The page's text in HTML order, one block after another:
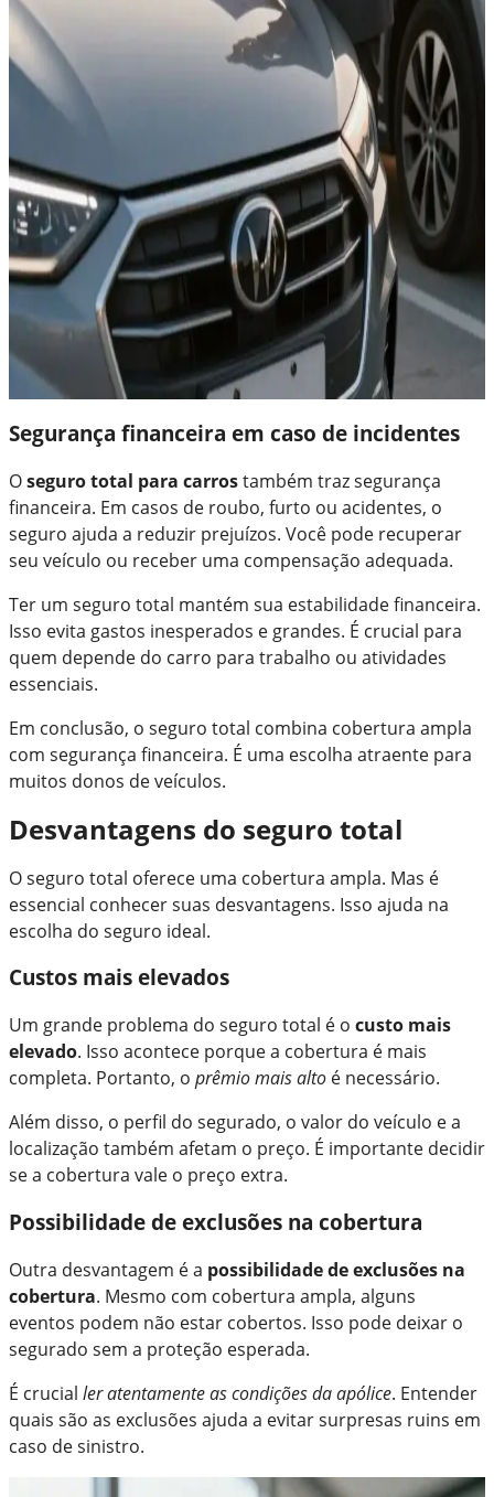
Segurança financeira em caso de incidentes
Oseguro total para carrostambém traz segurança
financeira. Em casos de roubo, furto ou acidentes, o
seguro ajuda a reduzir prejuízos. Você pode recuperar
seu veículo ou receber uma compensação adequada.
Ter um seguro total mantém sua estabilidade financeira.
Isso evita gastos inesperados e grandes. É crucial para
quem depende do carro para trabalho ou atividades
essenciais.
Em conclusão, o seguro total combina cobertura ampla
com segurança financeira. É uma escolha atraente para
muitos donos de veículos.
Desvantagens do seguro total
O seguro total oferece uma cobertura ampla. Mas é
essencial conhecer suas desvantagens. Isso ajuda na
escolha do seguro ideal.
Custos mais elevados
Um grande problema do seguro total é o custo mais
elevado. Isso acontece porque a cobertura é mais
completa. Portanto, o prêmio mais alto é necessário.
Além disso, o perfil do segurado, o valor do veículo e a
localização também afetam o preço. É importante decidir
se a cobertura vale o preço extra.
Possibilidade de exclusões na cobertura
Outra desvantagem é a possibilidade de exclusões na
cobertura. Mesmo com cobertura ampla, alguns
eventos podem não estar cobertos. Isso pode deixar o
segurado sem a proteção esperada.
É crucial ler atentamente as condições da apólice. Entender
quais são as exclusões ajuda a evitar surpresas ruins em
caso de sinistro.